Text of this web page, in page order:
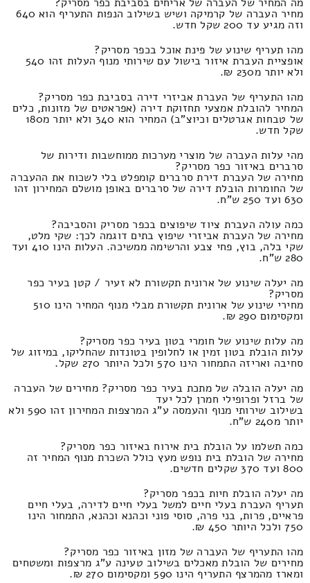
מחיר העברה של קרמיקה ושיש בשילוב הנפות התעריף הוא 640
וזה מגיע עד 200 שקל חדש.
מהו תעריף שינוע של פינת אוכל בכפר מסריק?
אופציית העברת איזור בישול עם שירותי מנוף העלות זהו 540
ולא יותר מ230 ₪.
מהו התעריף של העברת אביזרי דירה בסביבת כפר מסריק?
המחיר להובלת אמצעי תחזוקת דירה (אפראטים של מזונות, כלים
של טבחות אגרטלים וכיוצ"ב) המחיר הוא 340 ולא יותר מ180
שקל חדש.
מהי עלות העברה של מוצרי מערכות ממוחשבות ודירות של
סרברים באיזור כפר מסריק?
מחירה של העברת דירת סרברים קומפלט בלי לשכוח את ההעברה
של החומרות הובלת דירה של סרברים באופן מושלם המחירון זהו
630 ועד 250 ש"ח.
כמה עולה העברת ציוד שיפוצים בכפר מסריק והסביבה?
מחירה של העברת אביזרי שיפוץ בתים דוגמה לכך: שקי מלט,
שקי בלה, בוץ, פחי צבע והרשימה ממשיכה. העלות הינו 410 ועד
280 ש"ח.
מה יעלה שינוע של ארונית תקשורת לא זעיר / קטן בעיר כפר
מסריק?
מחירי שינוע של ארונית תקשורת מבלי מנוף המחיר הינו 510
ומקסימום 290 ₪.
מה עלות שינוע של חומרי בטון בעיר כפר מסריק?
עלות הובלת בטון זמין או לחלופין בטונדות שהחליקו, במיזוג של
סחיבה ואריזה התמחור הינו 570 ולכל היותר 270 שקל.
מה יעלה הובלה של מתכת בעיר כפר מסריק? מחירים של העברה
של ברזל ופרופילי חמרן לכל יעד
בשילוב שירותי מנוף והעמסה ע"ג המרצפות המחירון זהו 590 ולא
יותר מ240 ש"ח.
כמה תשלמו על הובלת בית אירוח באיזור כפר מסריק?
מחירה של הובלת בית נופש מעץ כולל השכרת מנוף המחיר זה
800 ועד 370 שקלים חדשים.
מה יעלה הובלת חיות בכפר מסריק?
תעריף העברת בעלי חיים למשל בעלי חיים לדירה, בעלי חיים
פראיים, פרות, בני פרה, סוסי פוני וכהנא וכהנא, התמחור הינו
750 ולכל היותר 450 ₪.
מהו התעריף של העברה של מזון באיזור כפר מסריק?
מחירים של הובלת מאכלים בשילוב טעינה ע"ג מרצפות ומשטחים
ומארז מהמרצף התעריף הינו 590 ומקסימום 270 ₪.